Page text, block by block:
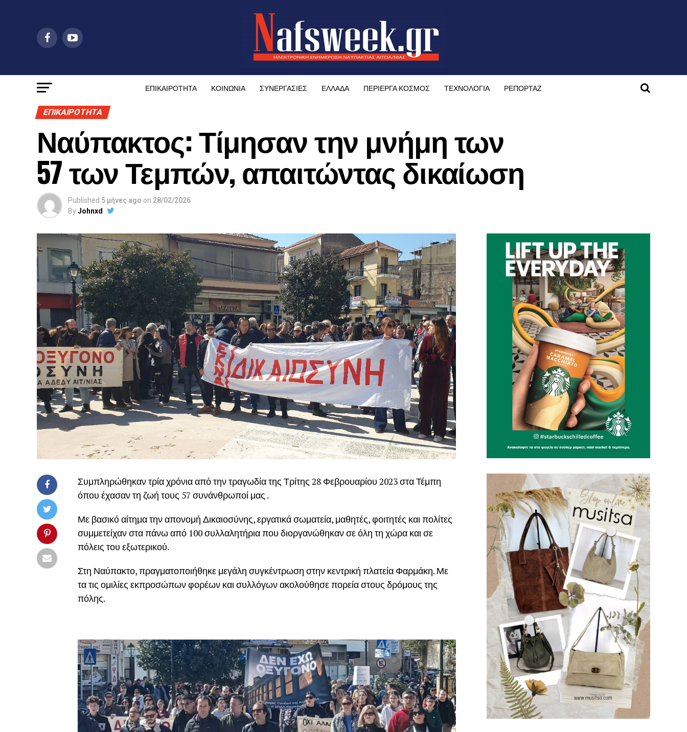
ΕΠΙΚΑΙΡΟΤΗΤΑ ΚΟΙΝΩΝΙΑ ΣΥΝΕΡΓΑΣΙΕΣ ΕΛΛΑΔΑ ΠΕΡΙΕΡΓΑ ΚΟΣΜΟΣ ΤΕΧΝΟΛΟΓΙΑ ΡΕΠΟΡΤΑΖ
ΕΠΙΚΑΙΡΟΤΗΤΑ
Ναύπακτος: Τίμησαν την μνήμη των
57 των Τεμπών, απαιτώντας δικαίωση
Published 5 μήνες ago on 28/02/2026
ByJohnxd
Συμπληρώθηκαν τρία χρόνια από την τραγωδία της Τρίτης 28 Φεβρουαρίου 2023 στα Τέμπη
όπου έχασαν τη ζωή τους 57 συνάνθρωποί μας .
Με βασικό αίτημα την απονομή Δικαιοσύνης, εργατικά σωματεία, μαθητές, φοιτητές και πολίτες
συμμετείχαν στα πάνω από 100 συλλαλητήρια που διοργανώθηκαν σε όλη τη χώρα και σε
πόλεις του εξωτερικού.
Στη Ναύπακτο, πραγματοποιήθηκε μεγάλη συγκέντρωση στην κεντρική πλατεία Φαρμάκη. Με
τα τις ομιλίες εκπροσώπων φορέων και συλλόγων ακολούθησε πορεία στους δρόμους της
πόλης.